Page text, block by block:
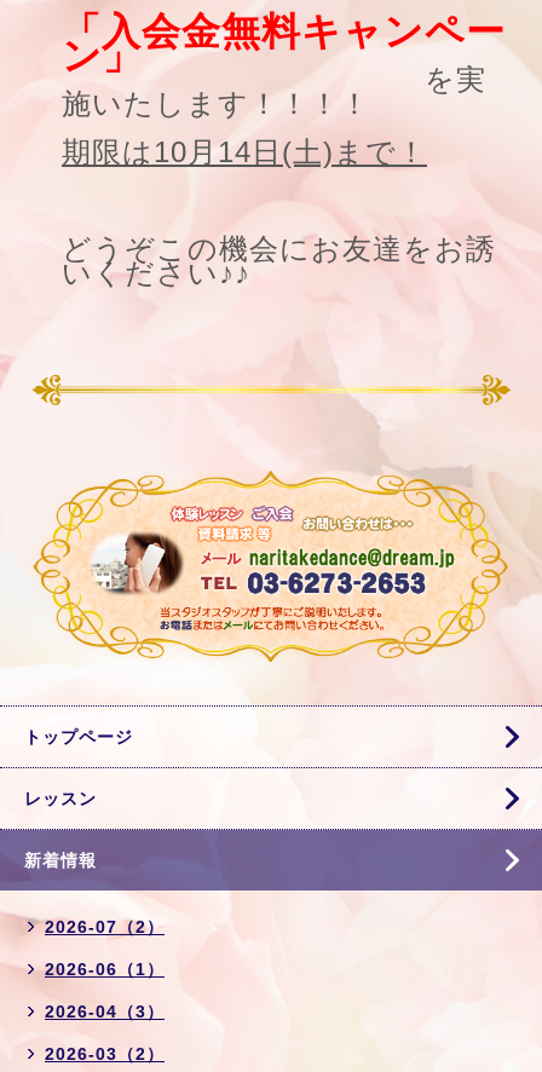
「入会金無料キャンペー
ン」
を実
施いたします！！！！
期限は10月14日(土)まで！
どうぞこの機会にお友達をお誘
いください♪♪
トップページ
レッスン
新着情報
2026-07（2）
2026-06（1）
2026-04（3）
2026-03（2）